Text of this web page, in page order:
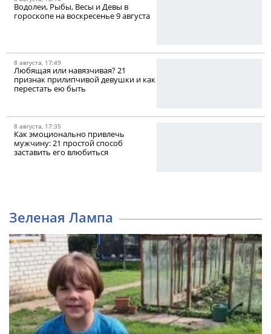
Водолеи, Рыбы, Весы и Девы в
гороскопе на воскресенье 9 августа
8 августа, 17:49
Любящая или навязчивая? 21
признак прилипчивой девушки и как
перестать ею быть
8 августа, 17:35
Как эмоционально привлечь
мужчину: 21 простой способ
заставить его влюбиться
Зеленая Лампа